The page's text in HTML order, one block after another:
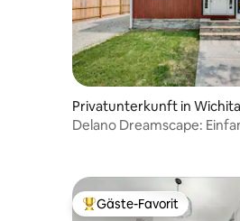
Privatunterkunft in Wichita
Delano Dreamscape:
Beliebter Gäste-Favorit.
Gäste-Favorit